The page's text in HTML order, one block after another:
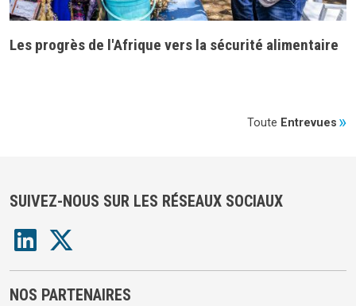
Les progrès de l'Afrique vers la sécurité alimentaire
Toute Entrevues
SUIVEZ-NOUS SUR LES RÉSEAUX SOCIAUX
NOS PARTENAIRES